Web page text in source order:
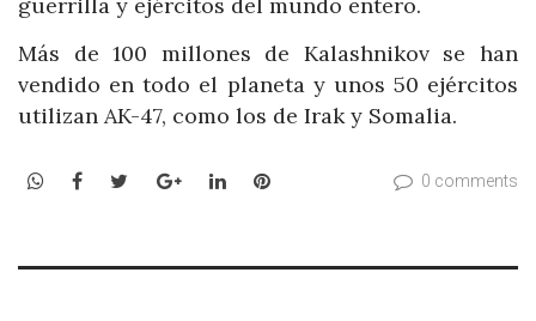
guerrilla y ejércitos del mundo entero.
Más de 100 millones de Kalashnikov se han
vendido en todo el planeta y unos 50 ejércitos
utilizan AK-47, como los de Irak y Somalia.
WhatsApp
Facebook
TwitterGoogle+LinkedInPinterest 0 comments